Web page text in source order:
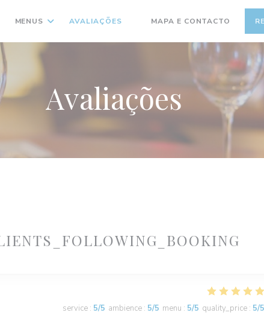
MENUS AVALIAÇÕES MAPA E CONTACTO
Avaliações
service : 5/5 ambience : 5/5 menu : 5/5 quality_price : 5/5